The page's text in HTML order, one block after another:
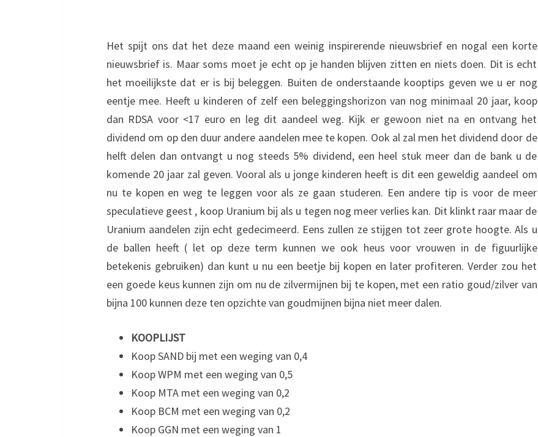
Het spijt ons dat het deze maand een weinig inspirerende nieuwsbrief en nogal een korte
nieuwsbrief is. Maar soms moet je echt op je handen blijven zitten en niets doen. Dit is echt
het moeilijkste dat er is bij beleggen. Buiten de onderstaande kooptips geven we u er nog
eentje mee. Heeft u kinderen of zelf een beleggingshorizon van nog minimaal 20 jaar, koop
dan RDSA voor <17 euro en leg dit aandeel weg. Kijk er gewoon niet na en ontvang het
dividend om op den duur andere aandelen mee te kopen. Ook al zal men het dividend door de
helft delen dan ontvangt u nog steeds 5% dividend, een heel stuk meer dan de bank u de
komende 20 jaar zal geven. Vooral als u jonge kinderen heeft is dit een geweldig aandeel om
nu te kopen en weg te leggen voor als ze gaan studeren. Een andere tip is voor de meer
speculatieve geest , koop Uranium bij als u tegen nog meer verlies kan. Dit klinkt raar maar de
Uranium aandelen zijn echt gedecimeerd. Eens zullen ze stijgen tot zeer grote hoogte. Als u
de ballen heeft ( let op deze term kunnen we ook heus voor vrouwen in de figuurlijke
betekenis gebruiken) dan kunt u nu een beetje bij kopen en later profiteren. Verder zou het
een goede keus kunnen zijn om nu de zilvermijnen bij te kopen, met een ratio goud/zilver van
bijna 100 kunnen deze ten opzichte van goudmijnen bijna niet meer dalen.
KOOPLIJST
Koop SAND bij met een weging van 0,4
Koop WPM met een weging van 0,5
Koop MTA met een weging van 0,2
Koop BCM met een weging van 0,2
Koop GGN met een weging van 1